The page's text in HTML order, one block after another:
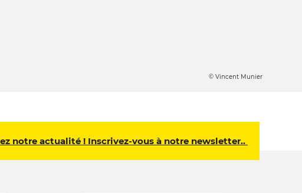
© Vincent Munier
notre actualité ! Inscrivez-vous à notre newsletter..